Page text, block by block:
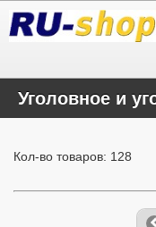
Кол-во товаров: 128